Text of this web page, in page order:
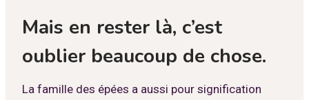
Mais en rester là, c’est
oublier beaucoup de chose.
La famille des épées a aussi pour signification